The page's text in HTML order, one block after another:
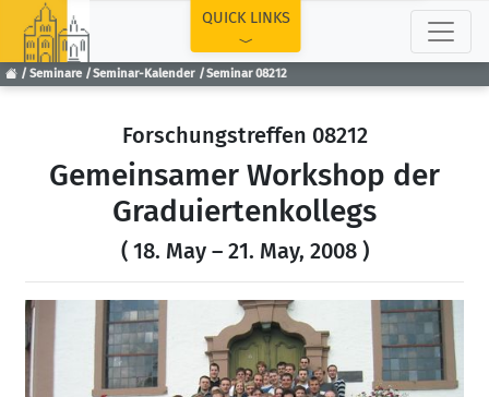
Seminare Seminar-Kalender Seminar 08212
QUICK LINKS
Forschungstreffen 08212
Gemeinsamer Workshop der
Graduiertenkollegs
( 18. May – 21. May, 2008 )